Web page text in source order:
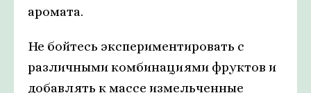
аромата.
Не бойтесь экспериментировать с
различными комбинациями фруктов и
добавлять к массе измельченные